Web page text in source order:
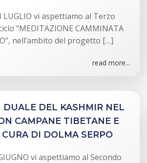
LUGLIO vi aspettiamo al Terzo
“MEDITAZIONE CAMMINATA
nell’ambito del progetto […]
read more...
DUALE DEL KASHMIR NEL
CAMPANE TIBETANE E
CURA DI DOLMA SERPO
vi aspettiamo al Secondo